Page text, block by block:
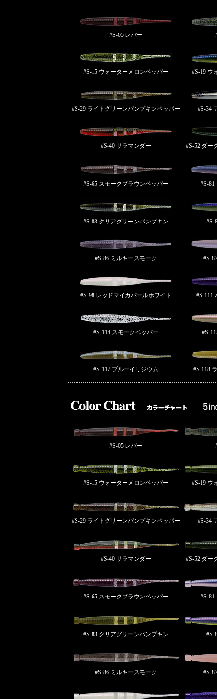
#S-05 レバー
#S-15 ウォーターメロンペッパー #S-19 ウ
#S-29 ライトグリーンパンプキンペッパー #S-34
#S-40 サラマンダー #S-52 ダー
#S-65 スモークブラウンペッパー #S-81
#S-83 クリアグリーンパンプキン #S-
#S-86 ミルキースモーク #S-
#S-98 レッドマイカパールホワイト #S-111
#S-114 スモークペッパー #S-
#S-117 ブルーイリジウム #S-118
#S-05 レバー
#S-15 ウォーターメロンペッパー #S-19 ウ
#S-29 ライトグリーンパンプキンペッパー #S-34
#S-40 サラマンダー #S-52 ダー
#S-65 スモークブラウンペッパー #S-81
#S-83 クリアグリーンパンプキン #S-
#S-86 ミルキースモーク #S-